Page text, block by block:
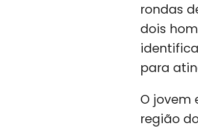
rondas
dois
para
O jovem
região